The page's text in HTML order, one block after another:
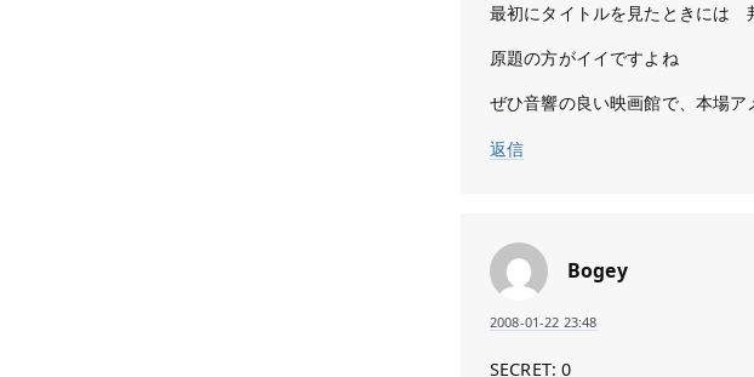
最初にタイトルを見たときには
原題の方がイイですよね
ぜひ音響の良い映画館で、本場
返信
Bogey
2008-01-22 23:48
SECRET: 0